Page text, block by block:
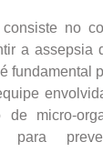
no
a assepsia
fundamental
micro-
para